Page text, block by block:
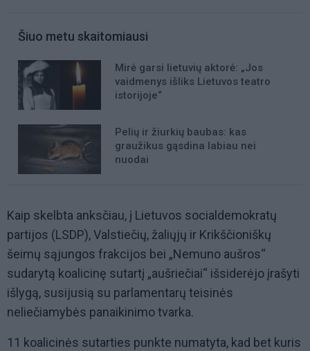
Šiuo metu skaitomiausi
Mirė garsi lietuvių aktorė: „Jos
vaidmenys išliks Lietuvos teatro
istorijoje“
Pelių ir žiurkių baubas: kas
graužikus gąsdina labiau nei
nuodai
Kaip skelbta anksčiau, į Lietuvos socialdemokratų
partijos (LSDP), Valstiečių, žaliųjų ir Krikščioniškų
šeimų sąjungos frakcijos bei „Nemuno aušros“
sudarytą koalicinę sutartį „aušriečiai“ išsiderėjo įrašyti
išlygą, susijusią su parlamentarų teisinės
neliečiamybės panaikinimo tvarka.
11 koalicinės sutarties punkte numatyta, kad bet kuris